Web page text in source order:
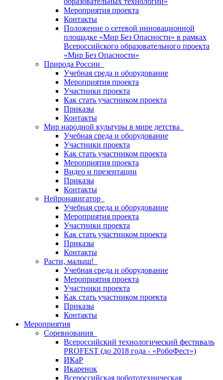
Мероприятия проекта
Контакты
Положение о сетевой инновационной
площадке «Мир Без Опасности» в рамках
Всероссийского образовательного проекта
«Мир Без Опасности»
Природа России
Учебная среда и оборудование
Мероприятия проекта
Участники проекта
Как стать участником проекта
Приказы
Контакты
Мир народной культуры в мире детства
Учебная среда и оборудование
Участники проекта
Как стать участником проекта
Мероприятия проекта
Видео и презентации
Приказы
Контакты
Нейронавигатор
Учебная среда и оборудование
Мероприятия проекта
Участники проекта
Как стать участником проекта
Приказы
Контакты
Расти, малыш!
Учебная среда и оборудование
Мероприятия проекта
Участники проекта
Как стать участником проекта
Приказы
Контакты
Мероприятия
Соревнования
Всероссийский технологический фестиваль
PROFEST (до 2018 года - «РобоФест»)
ИКаР
Икаренок
Всероссийская робототехническая